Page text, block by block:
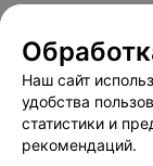
Вакансии
Наш сайт
удобства
статистики и
рекомендаций.